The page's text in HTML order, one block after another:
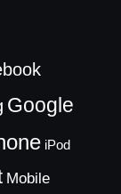
Google
iPod
Mobile